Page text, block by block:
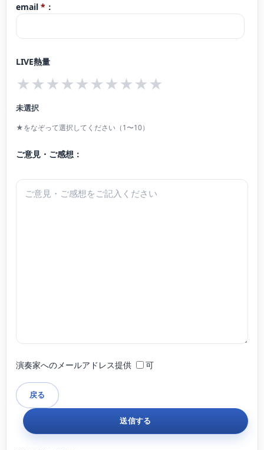
email * ：
LIVE熱量
★★★★★★★★★★
未選択
★をなぞって選択してください（1〜10）
ご意見・ご感想：
演奏家へのメールアドレス提供 可